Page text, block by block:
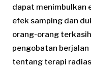
dapat menimbulkan
efek samping dan
orang-orang
pengobatan berjalan
tentang terapi